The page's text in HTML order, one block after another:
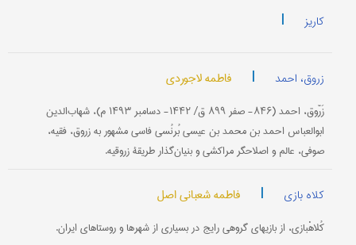
کاریز |
زروق، احمد | فاطمه لاجوردی
زَرّوق، احمد (۸۴۶- صفر ۸۹۹ ق/ ۱۴۴۲- دسامبر ۱۴۹۳ م)، شهاب‌الدین
ابوالعباس احمد بن محمد بن عیسى بُرنُسی فاسی مشهور به زروق، فقیه،
صوفی، عالم و اصلاحگر مراکشی و بنیان‌گذار طریقۀ زروقیه.
کلاه بازی | فاطمه شعبانی اصل
کُلاهْ‎بازی، از بازیهای گروهی رایج در بسیاری از شهرها و روستاهای ایران.